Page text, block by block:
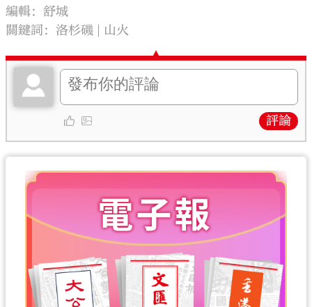
編輯：舒城
關鍵詞： 洛杉磯 山火
評論